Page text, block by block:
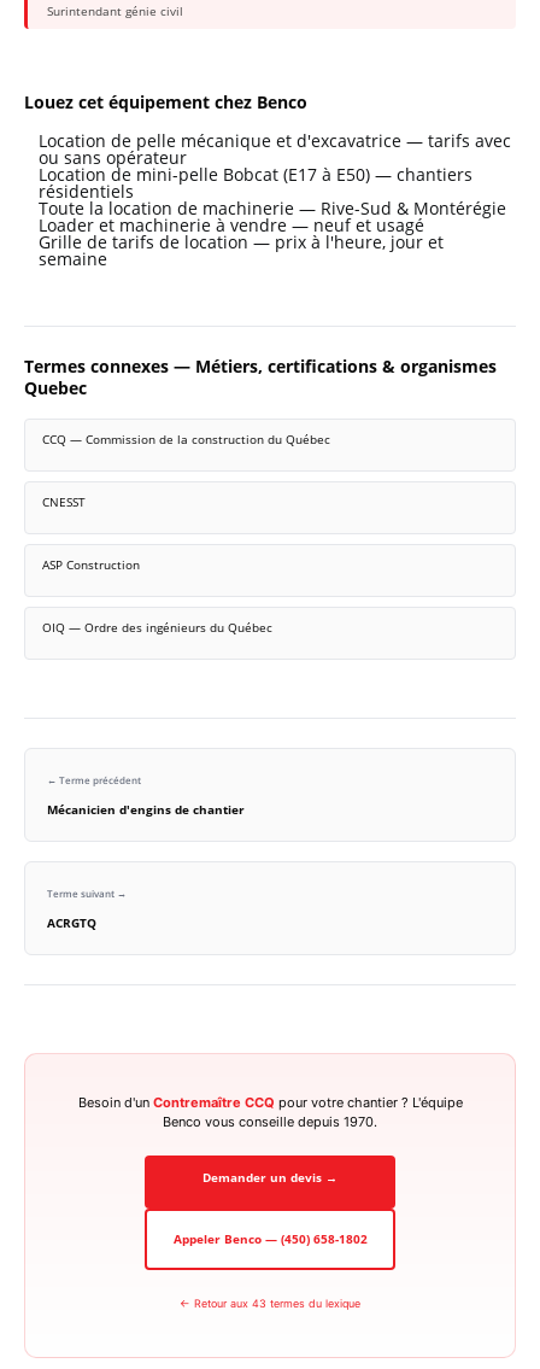
Surintendant génie civil
Louez cet équipement chez Benco
Location de pelle mécanique et d'excavatrice — tarifs avec
ou sans opérateur
Location de mini-pelle Bobcat (E17 à E50) — chantiers
résidentiels
Toute la location de machinerie — Rive-Sud & Montérégie
Loader et machinerie à vendre — neuf et usagé
Grille de tarifs de location — prix à l'heure, jour et
semaine
Termes connexes — Métiers, certifications & organismes
Quebec
CCQ — Commission de la construction du Québec
CNESST
ASP Construction
OIQ — Ordre des ingénieurs du Québec
← Terme précédent
Mécanicien d'engins de chantier
Terme suivant →
ACRGTQ
Besoin d'un Contremaître CCQ pour votre chantier ? L'équipe
Benco vous conseille depuis 1970.
Demander un devis →
Appeler Benco — (450) 658-1802
← Retour aux 43 termes du lexique